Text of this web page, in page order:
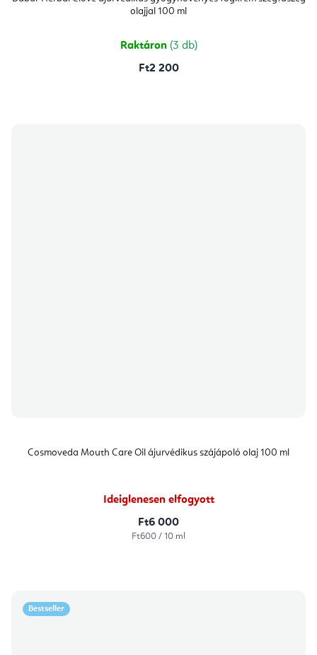
olajjal 100 ml
Raktáron (3 db)
Ft2 200
Cosmoveda Mouth Care Oil ájurvédikus szájápoló olaj 100 ml
Ideiglenesen elfogyott
Ft6 000
Egységár:
Ft600 / 10 ml
Bestseller